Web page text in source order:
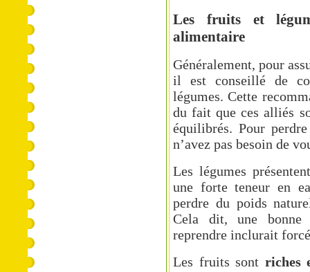
Les fruits et
alimentaire
Généralement, pour
il est conseillé de
légumes. Cette
du fait que ces alliés
équilibrés. Pour
n’avez pas besoin de
Les légumes
une forte teneur en
perdre du poids
Cela dit,une
reprendre inclurait
Les fruits sont riches